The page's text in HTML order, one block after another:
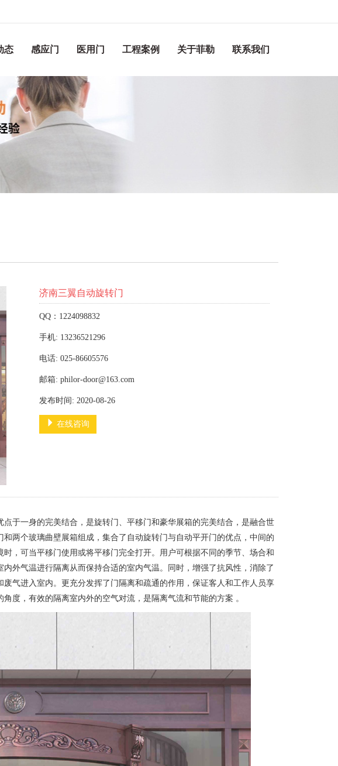
态 感应门 医用门 工程案例 关于菲勒 联系我们
济南三翼自动旋转门
QQ：1224098832
手机: 13236521296
电话: 025-86605576
邮箱: philor-door@163.com
发布时间: 2020-08-26
在线咨询
于一身的完美结合，是旋转门、平移门和豪华展箱的完美结合，是融合世
两个玻璃曲壁展箱组成，集合了自动旋转门与自动平开门的优点，中间的
，可当平移门使用或将平移门完全打开。用户可根据不同的季节、场合和
外气温进行隔离从而保持合适的室内气温。同时，增强了抗风性，消除了
气进入室内。更充分发挥了门隔离和疏通的作用，保证客人和工作人员享
度，有效的隔离室内外的空气对流，是隔离气流和节能的方案 。